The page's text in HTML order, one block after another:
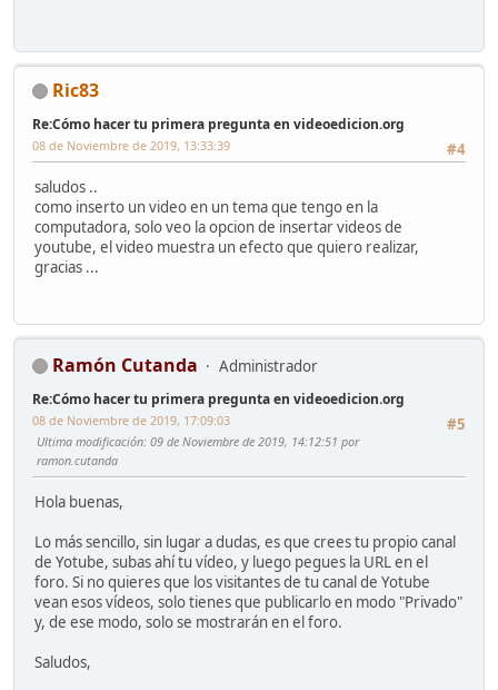
Ric83
Re:Cómo hacer tu primera pregunta en videoedicion.org
#4
08 de Noviembre de 2019, 13:33:39
saludos ..
como inserto un video en un tema que tengo en la
computadora, solo veo la opcion de insertar videos de
youtube, el video muestra un efecto que quiero realizar,
gracias ...
Ramón Cutanda Administrador
Re:Cómo hacer tu primera pregunta en videoedicion.org
#5
08 de Noviembre de 2019, 17:09:03
Ultima modificación: 09 de Noviembre de 2019, 14:12:51 por
ramon.cutanda
Hola buenas,
Lo más sencillo, sin lugar a dudas, es que crees tu propio canal
de Yotube, subas ahí tu vídeo, y luego pegues la URL en el
foro. Si no quieres que los visitantes de tu canal de Yotube
vean esos vídeos, solo tienes que publicarlo en modo "Privado"
y, de ese modo, solo se mostrarán en el foro.
Saludos,